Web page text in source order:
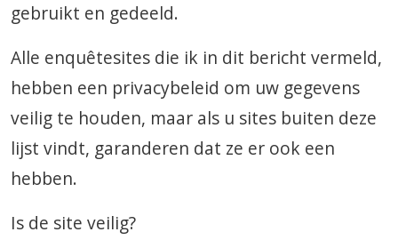
gebruikt en gedeeld.
Alle enquêtesites die ik in dit bericht vermeld,
hebben een privacybeleid om uw gegevens
veilig te houden, maar als u sites buiten deze
lijst vindt, garanderen dat ze er ook een
hebben.
Is de site veilig?